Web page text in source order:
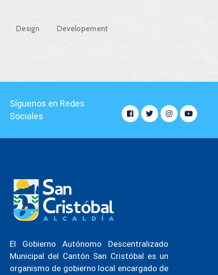
Design Developement
Síguenos en Redes
Sociales
El Gobierno Autónomo Descentralizado
Municipal del Cantón San Cristóbal es un
organismo de gobierno local encargado de